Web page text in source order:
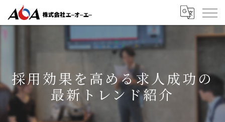
採用効果を高める求人成功の
最新トレンド紹介